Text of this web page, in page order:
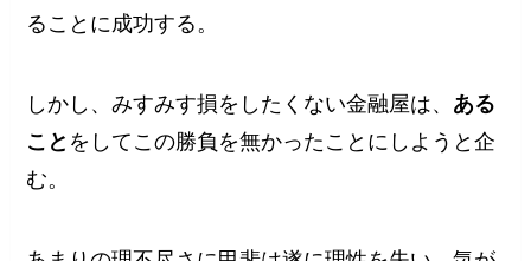
ることに成功する。
しかし、みすみす損をしたくない金融屋は、 ある
こと をしてこの勝負を無かったことにしようと企
む。